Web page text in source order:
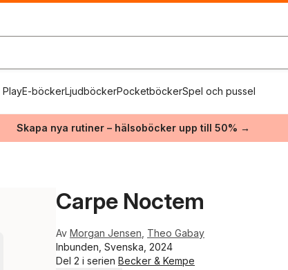
PlayE-böckerLjudböckerPocketböckerSpel och pussel
Skapa nya rutiner – hälsoböcker upp till 50% →
Carpe Noctem
Av Morgan Jensen Theo Gabay
Inbunden, Svenska, 2024
Del 2 i serien Becker & Kempe